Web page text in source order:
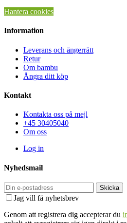
Hantera cookies
Information
Leverans och ångerrätt
Retur
Om bambu
Ångra ditt köp
Kontakt
Kontakta oss på mejl
+45 30405040
Om oss
Log in
Nyhedsmail
Skicka
Jag vill få nyhetsbrev
Genom att registrera dig accepterar du